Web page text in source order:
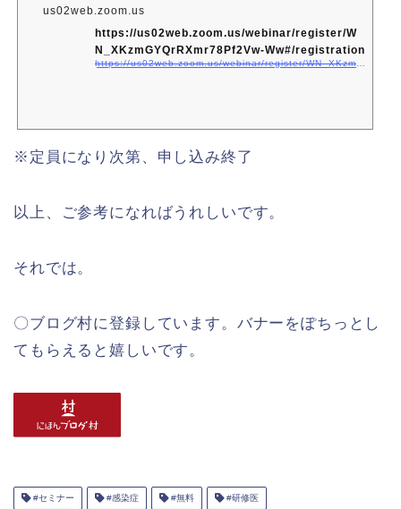
us02web.zoom.us
https://us02web.zoom.us/webinar/register/W
N_XKzmGYQrRXmr78Pf2Vw-Ww#/registration
https://us02web.zoom.us/webinar/register/WN_XKzmGYQrRXmr78Pf2Vw-Ww#/registration
※定員になり次第、申し込み終了
以上、ご参考になればうれしいです。
それでは。
〇ブログ村に登録しています。バナーをぽちっとし
てもらえると嬉しいです。
#セミナー #感染症 #無料 #研修医